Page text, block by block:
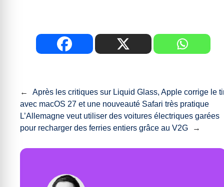
←
Après les critiques sur Liquid Glass, Apple corrige le
avec macOS 27 et une nouveauté Safari très pratique
L’Allemagne veut utiliser des voitures électriques garées
pour recharger des ferries entiers grâce au V2G
→